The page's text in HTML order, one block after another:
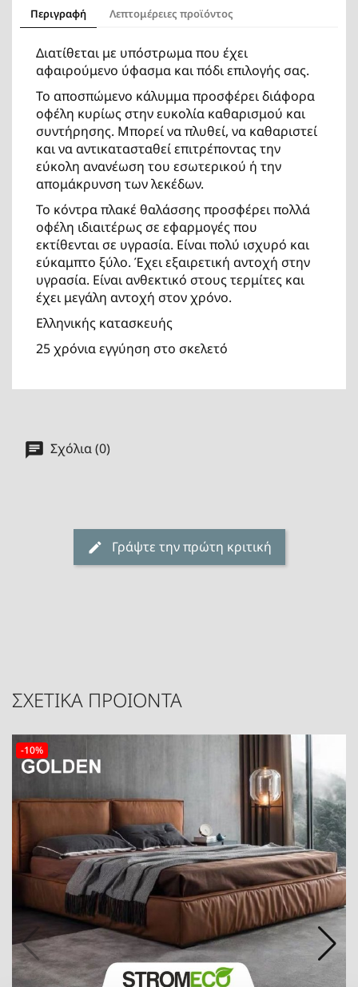
Περιγραφή Λεπτομέρειες προϊόντος
Διατίθεται με υπόστρωμα που έχει
αφαιρούμενο ύφασμα και πόδι επιλογής σας.
To αποσπώμενο κάλυμμα προσφέρει διάφορα
οφέλη κυρίως στην ευκολία καθαρισμού και
συντήρησης. Μπορεί να πλυθεί, να καθαριστεί
και να αντικατασταθεί επιτρέποντας την
εύκολη ανανέωση του εσωτερικού ή την
απομάκρυνση των λεκέδων.
Το κόντρα πλακέ θαλάσσης προσφέρει πολλά
οφέλη ιδιαιτέρως σε εφαρμογές που
εκτίθενται σε υγρασία. Είναι πολύ ισχυρό και
εύκαμπτο ξύλο. Έχει εξαιρετική αντοχή στην
υγρασία. Είναι ανθεκτικό στους τερμίτες και
έχει μεγάλη αντοχή στον χρόνο.
Ελληνικής κατασκευής
25 χρόνια εγγύηση στο σκελετό
Σχόλια (0)
Γράψτε την πρώτη κριτική
ΣΧΕΤΙΚΑ ΠΡΟΙΟΝΤΑ
-10%